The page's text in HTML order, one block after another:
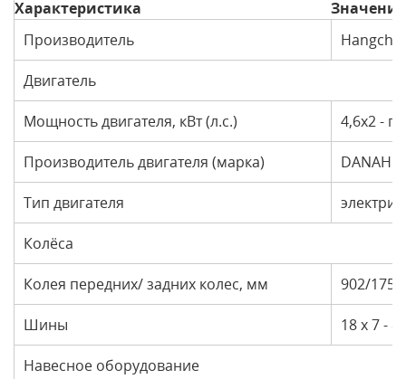
Характеристика
Значение
Производитель
Hangcha
Двигатель
Мощность двигателя, кВт (л.с.) 4,6x2 -
Производитель двигателя (марка)
Тип двигателя
Колёса
Колея передних/ задних колес, мм 902/175
Шины 18 x 7 -
Навесное оборудование